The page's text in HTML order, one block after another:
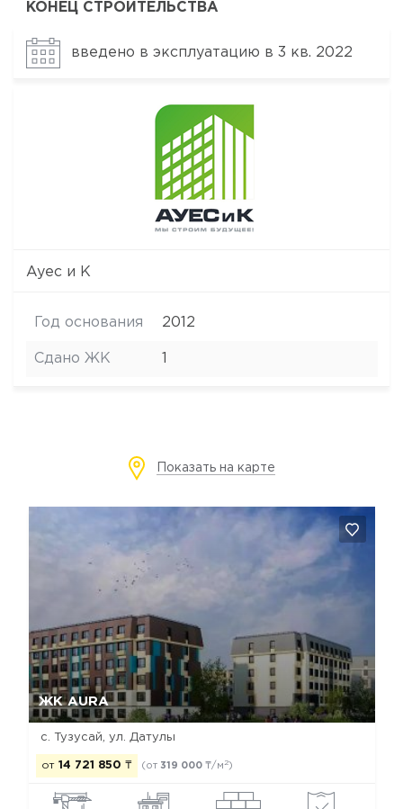
КОНЕЦ СТРОИТЕЛЬСТВА
введено в эксплуатацию в 3 кв. 2022
Ауес и К
Год основания 2012
Сдано ЖК 1
Показать на карте
ЖК AURA
с. Тузусай, ул. Датулы
от 14 721 850 ₸ (от 319 000 ₸/м 2)
Да, удалить Отмена